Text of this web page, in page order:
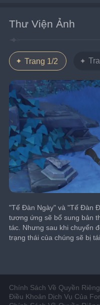
Thư Viện Ảnh
Trang 1/2
"Tế Đàn Ngày" và "Tế Đàn
tương ứng sẽ bổ sung bản
tác. Nhưng sau khi chuyển
trạng thái của chúng sẽ bị tái
Chính Sách Về Quyền
Điều Khoản Dịch Vụ Của